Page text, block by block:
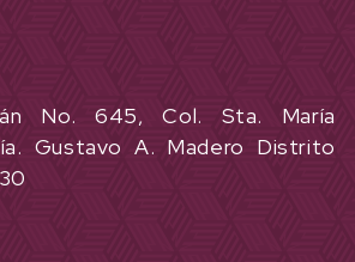
Gustavo A. Madero Distrito